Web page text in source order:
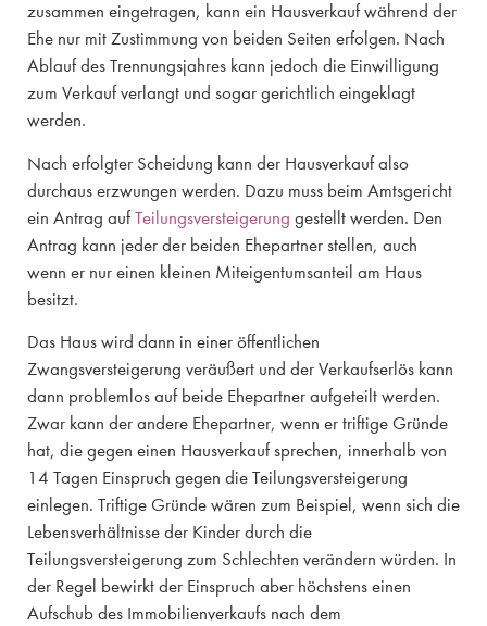
zusammen eingetragen, kann ein Hausverkauf während der
Ehe nur mit Zustimmung von beiden Seiten erfolgen. Nach
Ablauf des Trennungsjahres kann jedoch die Einwilligung
zum Verkauf verlangt und sogar gerichtlich eingeklagt
werden.
Nach erfolgter Scheidung kann der Hausverkauf also
durchaus erzwungen werden. Dazu muss beim Amtsgericht
ein Antrag aufTeilungsversteigerung gestellt werden. Den
Antrag kann jeder der beiden Ehepartner stellen, auch
wenn er nur einen kleinen Miteigentumsanteil am Haus
besitzt.
Das Haus wird dann in einer öffentlichen
Zwangsversteigerung veräußert und der Verkaufserlös kann
dann problemlos auf beide Ehepartner aufgeteilt werden.
Zwar kann der andere Ehepartner, wenn er triftige Gründe
hat, die gegen einen Hausverkauf sprechen, innerhalb von
14 Tagen Einspruch gegen die Teilungsversteigerung
einlegen. Triftige Gründe wären zum Beispiel, wenn sich die
Lebensverhältnisse der Kinder durch die
Teilungsversteigerung zum Schlechten verändern würden. In
der Regel bewirkt der Einspruch aber höchstens einen
Aufschub des Immobilienverkaufs nach dem